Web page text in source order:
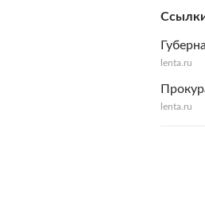
lenta.ru
lenta.ru